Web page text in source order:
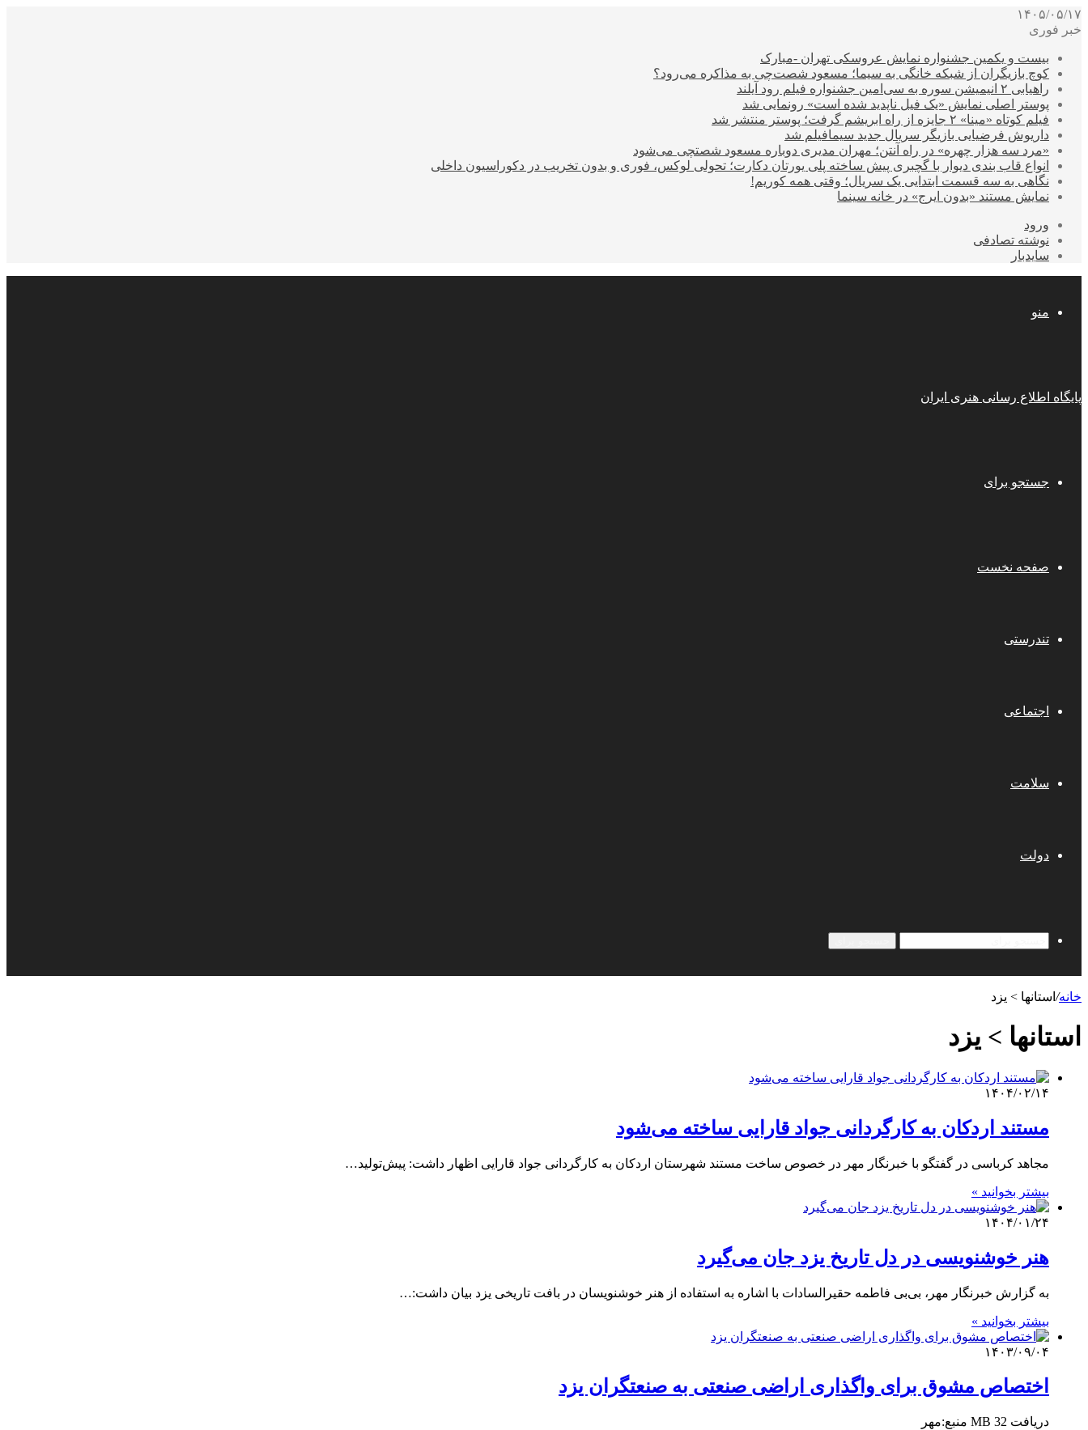
۱۴۰۵/۰۵/۱۷
خبر فوری
بیست و یکمین جشنواره نمایش عروسکی تهران -مبارک
کوچ بازیگران از شبکه خانگی به سیما؛ مسعود شصت‌چی به مذاکره می‌رود؟
راهیابی ۲ انیمیشن سوره به سی‌امین جشنواره فیلم رود آیلند
پوستر اصلی نمایش «یک فیل ناپدید شده است» رونمایی شد
فیلم کوتاه «مینا» ۲ جایزه از راه ابریشم گرفت؛ پوستر منتشر شد
داریوش فرضیایی بازیگر سریال جدید سیمافیلم شد
«مرد سه هزار چهره» در راه آنتن؛ مهران مدیری دوباره مسعود شصتچی می‌شود
انواع قاب بندی دیوار با گچبری پیش ساخته پلی یورتان دکارت؛ تحولی لوکس، فوری و بدون تخریب در دکوراسیون داخلی
نگاهی به سه قسمت ابتدایی یک سریال؛ وقتی همه کوریم!
نمایش مستند «بدون ایرج» در خانه سینما
ورود
نوشته تصادفی
سایدبار
منو
پایگاه اطلاع رسانی هنری ایران
جستجو برای
صفحه نخست
تندرستی
اجتماعی
سلامت
دولت
خانه/ استانها > یزد
استانها > یزد
۱۴۰۴/۰۲/۱۴
مستند اردکان به کارگردانی جواد قارایی ساخته می‌شود
مجاهد کرباسی در گفتگو با خبرنگار مهر در خصوص ساخت مستند شهرستان اردکان به کارگردانی جواد قارایی اظهار داشت: پیش‌تولید…
بیشتر بخوانید »
۱۴۰۴/۰۱/۲۴
هنر خوشنویسی در دل تاریخ یزد جان می‌گیرد
به گزارش خبرنگار مهر، بی‌بی فاطمه حقیرالسادات با اشاره به استفاده از هنر خوشنویسان در بافت تاریخی یزد بیان داشت:…
بیشتر بخوانید »
۱۴۰۳/۰۹/۰۴
اختصاص مشوق برای واگذاری اراضی صنعتی به صنعتگران یزد
دریافت 32 MB منبع:مهر